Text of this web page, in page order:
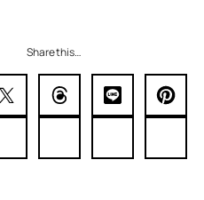
Share this…